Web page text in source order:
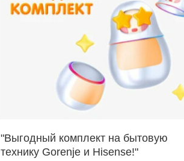
"Выгодный комплект на бытовую
технику Gorenje и Hisense!"